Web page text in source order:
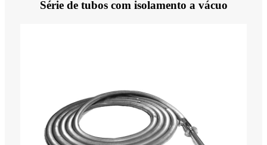
Série de tubos com isolamento a vácuo